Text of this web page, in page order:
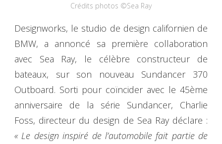
Crédits photos ©Sea Ray
Designworks, le studio de design californien de
BMW, a annoncé sa première collaboration
avec Sea Ray, le célèbre constructeur de
bateaux, sur son nouveau Sundancer 370
Outboard. Sorti pour coïncider avec le 45ème
anniversaire de la série Sundancer, Charlie
Foss, directeur du design de Sea Ray déclare :
« Le design inspiré de l’automobile fait partie de